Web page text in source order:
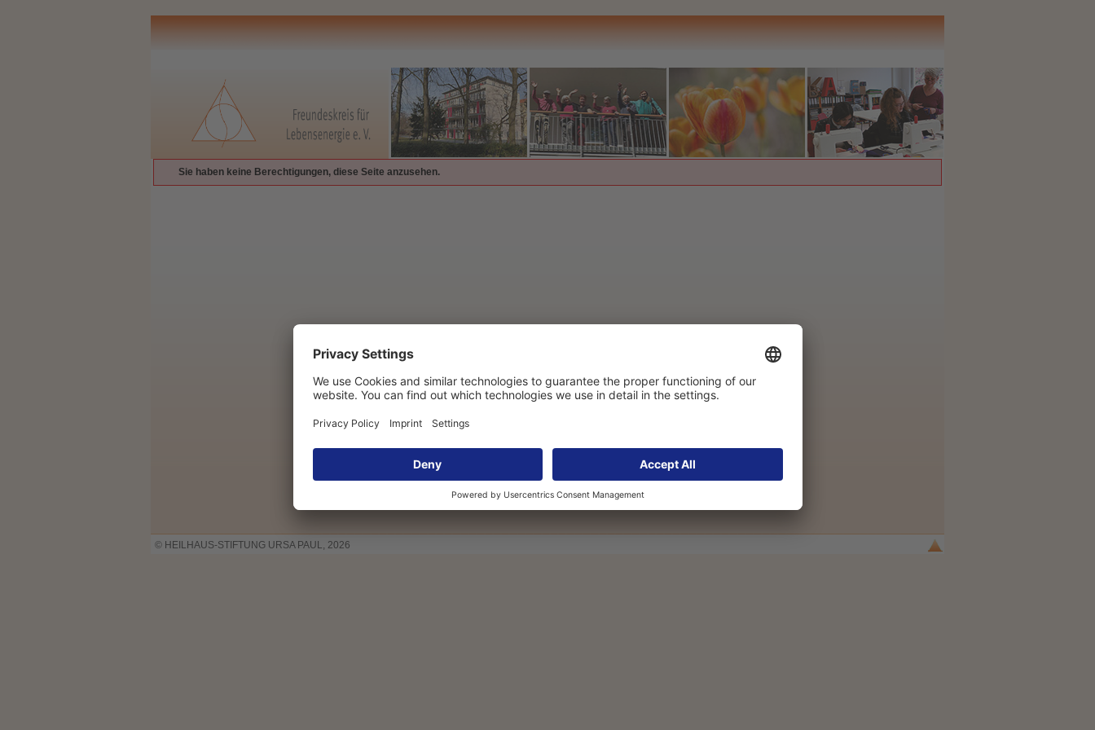
Sie haben keine Berechtigungen, diese Seite anzusehen.
© HEILHAUS-STIFTUNG URSA PAUL, 2026